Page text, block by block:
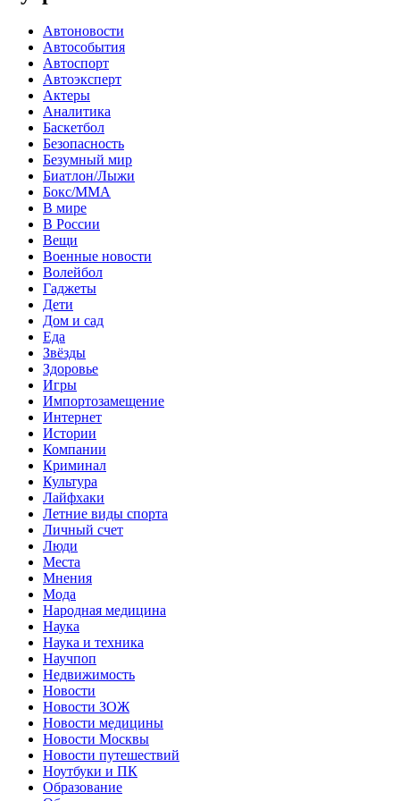
Автоновости
Автособытия
Автоспорт
Автоэксперт
Актеры
Аналитика
Баскетбол
Безопасность
Безумный мир
Биатлон/Лыжи
Бокс/MMA
В мире
В России
Вещи
Военные новости
Волейбол
Гаджеты
Дети
Дом и сад
Еда
Звёзды
Здоровье
Игры
Импортозамещение
Интернет
Истории
Компании
Криминал
Культура
Лайфхаки
Летние виды спорта
Личный счет
Люди
Места
Мнения
Мода
Народная медицина
Наука
Наука и техника
Научпоп
Недвижимость
Новости
Новости ЗОЖ
Новости медицины
Новости Москвы
Новости путешествий
Ноутбуки и ПК
Образование